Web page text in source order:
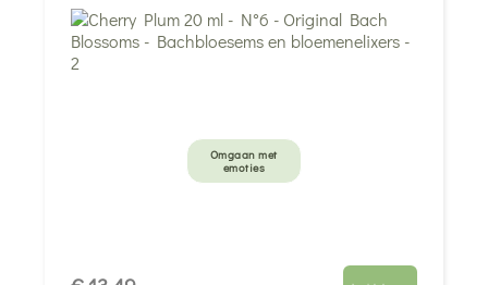
Omgaan met
emoties